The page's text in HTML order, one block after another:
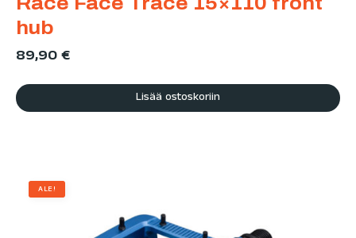
hub
89,90€
Lisää ostoskoriin
ALE!